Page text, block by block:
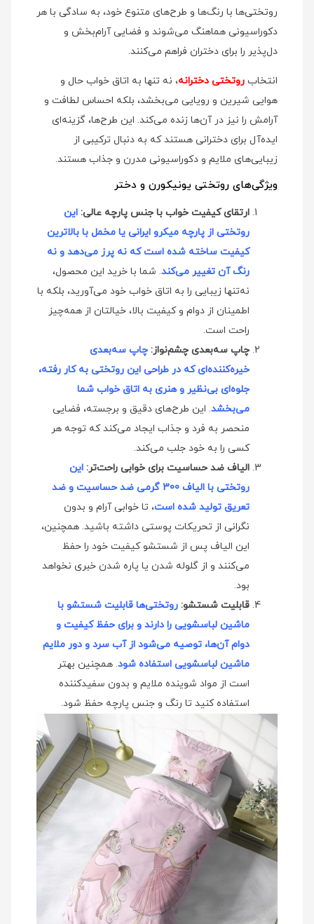
روتختی‌ها با رنگ‌ها و طرح‌های متنوع خود، به سادگی با هر
دکوراسیونی هماهنگ می‌شوند و فضایی آرام‌بخش و
دل‌پذیر را برای دختران فراهم می‌کنند.
انتخاب روتختی دخترانه، نه تنها به اتاق خواب حال و
هوایی شیرین و رویایی می‌بخشد، بلکه احساس لطافت و
آرامش را نیز در آن‌ها زنده می‌کند. این طرح‌ها، گزینه‌ای
ایده‌آل برای دخترانی هستند که به دنبال ترکیبی از
زیبایی‌های ملایم و دکوراسیونی مدرن و جذاب هستند.
ویژگی‌های روتختی یونیکورن و دختر
ارتقای کیفیت خواب با جنس پارچه عالی: این
روتختی از پارچه میکرو ایرانی یا مخمل با بالاترین
کیفیت ساخته شده است که نه پرز می‌دهد و نه
رنگ آن تغییر می‌کند. شما با خرید این محصول،
نه‌تنها زیبایی را به اتاق خواب خود می‌آورید، بلکه با
اطمینان از دوام و کیفیت بالا، خیالتان از همه‌چیز
راحت است.
چاپ سه‌بعدی چشم‌نواز: چاپ سه‌بعدی
خیره‌کننده‌ای که در طراحی این روتختی به کار رفته،
جلوه‌ای بی‌نظیر و هنری به اتاق خواب شما
می‌بخشد. این طرح‌های دقیق و برجسته، فضایی
منحصر به فرد و جذاب ایجاد می‌کند که توجه هر
کسی را به خود جلب می‌کند.
الیاف ضد حساسیت برای خوابی راحت‌تر: این
روتختی با الیاف 300 گرمی ضد حساسیت و ضد
تعریق تولید شده است، تا خوابی آرام و بدون
نگرانی از تحریکات پوستی داشته باشید. همچنین،
این الیاف پس از شستشو کیفیت خود را حفظ
می‌کنند و از گلوله شدن یا پاره شدن خبری نخواهد
بود.
قابلیت شستشو: روتختی‌ها قابلیت شستشو با
ماشین لباسشویی را دارند و برای حفظ کیفیت و
دوام آن‌ها، توصیه می‌شود از آب سرد و دور ملایم
ماشین لباسشویی استفاده شود. همچنین بهتر
است از مواد شوینده ملایم و بدون سفیدکننده
استفاده کنید تا رنگ و جنس پارچه حفظ شود.